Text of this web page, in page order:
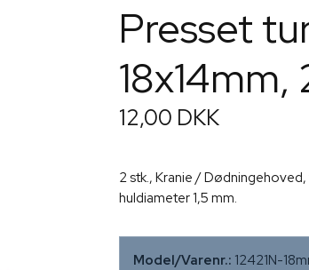
Presset
18x14mm,
12,00 DKK
2 stk., Kranie /
huldiameter 1,5 mm.
Model/Varenr.: 12421N-